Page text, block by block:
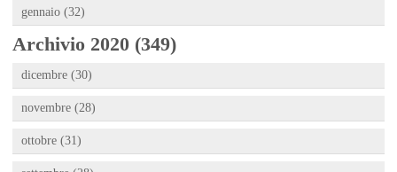
gennaio (32)
Archivio 2020 (349)
dicembre (30)
novembre (28)
ottobre (31)